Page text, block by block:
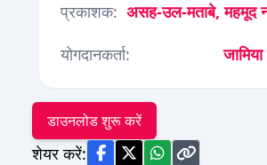
प्रकाशक: असह-उल-मताबे,
योगदानकर्ता:
डाउनलोड शुरू करें
शेयर करें: